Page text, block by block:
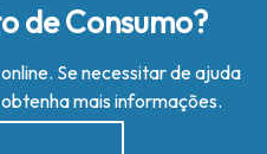
de Consumo?
Se necessitar de ajuda
mais informações.